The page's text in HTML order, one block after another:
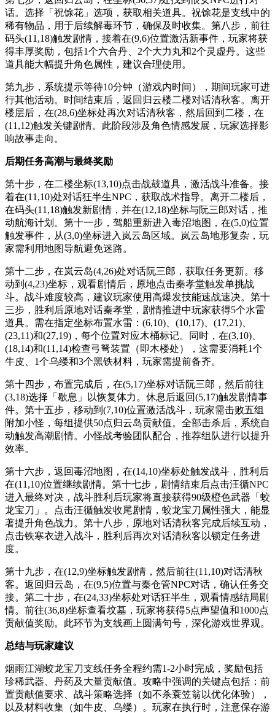
话。选择「祝馀花」选项，获取相关道具。祝馀花是支线中的
稀有物品，用于后续解毒环节，确保及时收集。第八步，前往
码头(11,18)触发剧情，接着在(9,6)位置激活新事件，玩家将获
得丰厚奖励，包括1个六合丹、2个大力丸和2个灵虚丹。这些
道具能大幅提升角色属性，建议合理使用。
第九步，系统提示等待10分钟（游戏内时间），期间玩家可进
行其他活动。时间结束后，返回归云楼二楼对话清秋客。离开
楼层后，在(28,6)坐标处再次对话清秋客，然后回到二楼，在
(11,12)触发关键剧情。此阶段涉及角色情感发展，玩家选择影
响故事走向。
后期任务高潮与最终奖励
第十步，在二楼坐标(13,10)点击战鼓道具，激活战斗准备。接
着在(11,10)处对话狂半生NPC，获取战术指导。离开二楼后，
在码头(11,18)触发新剧情，并在(12,18)坐标与阮三郎对话，推
动航海计划。第十一步，驾船重新进入毒沼地图，在(5,0)位置
触发事件，从(3,0)坐标进入岚云岛区域。岚云岛地形复杂，玩
家需利用地图导航避免迷路。
第十二步，在岚云岛(4,26)处对话阮三郎，获取任务更新。移
动到(4,23)坐标，观看剧情后，原地点击秦孝堂触发单挑战
斗。战斗难度较高，建议玩家使用高爆发技能速战速决。第十
三步，胜利后原地对话秦孝堂，剧情推进中玩家获得5个水雷
道具。需在指定坐标布置水雷：(6,10)、(10,17)、(17,21)、
(23,11)和(27,19)，每个位置对应木桶标记。同时，在(3,10)、
(18,14)和(11,14)检查弓弩装置（即木楼处），这需要消耗1个
牛皮、1个乌缕和3个黑铁材料，玩家需提前备齐。
第十四步，布置完成后，在(5,17)坐标对话阮三郎，然后前往
(3,18)选择「歇息」以恢复体力。休息后返回(5,17)触发剧情事
件。第十五步，移动到(7,10)位置激活战斗，玩家需击败五组
附加小怪，每组提供50点归云岛贡献值。全部击杀后，系统自
动触发高潮剧情。小怪战考验团队配合，推荐组队进行以提升
效率。
第十六步，返回毒沼地图，在(14,10)坐标处触发战斗，胜利后
在(11,10)位置继续剧情。第十七步，剧情结束后点击汪循NPC
进入最终对决，战斗胜利后玩家将直接获得90级橙色武器「蛟
龙宝刀」。点击汪循触发收尾剧情，蛟龙宝刀属性强大，能显
著提升角色战力。第十八步，原地对话清秋客完成后续互动，
点击铁寒衣进入战斗，胜利后再次对话清秋客以锁定任务进
度。
第十九步，在(12,9)坐标触发剧情，然后前往(11,10)对话清秋
客。返回归云岛，在(9,5)位置与秦仓管NPC对话，确认任务交
接。第二十步，在(24,33)坐标处对话狂半生，观看情感结局剧
情。前往(36,8)坐标查看坟墓，玩家将获得5点声望值和1000点
贡献值奖励。此环节为支线画上圆满句号，深化游戏世界观。
总结与玩家建议
烟雨江湖蛟龙宝刀支线任务全程约需1-2小时完成，奖励包括
珍稀武器、丹药及大量贡献值。攻略中强调的关键点包括：前
置贡献值要求、战斗策略选择（如不杀蓑笠翁以优化体验），
以及材料收集（如牛皮、乌缕）。玩家在执行时，注意保存游